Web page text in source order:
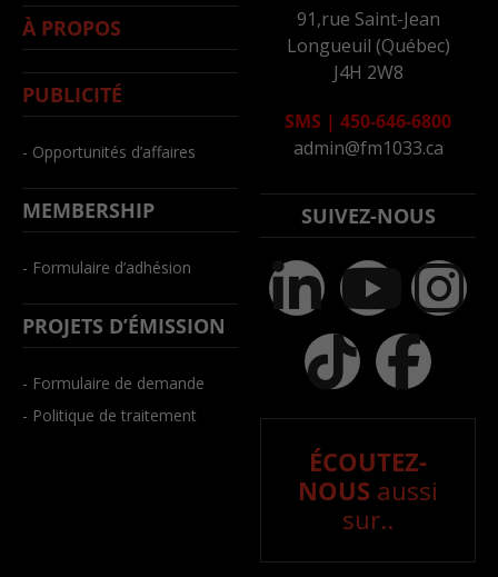
À PROPOS
PUBLICITÉ
- Opportunités d’affaires
MEMBERSHIP
- Formulaire d’adhésion
PROJETS D’ÉMISSION
- Formulaire de demande
- Politique de traitement
91,rue Saint-Jean
Longueuil (Québec)
J4H 2W8
SMS | 450-646-6800
admin@fm1033.ca
SUIVEZ-NOUS
ÉCOUTEZ-
NOUS aussi
sur..